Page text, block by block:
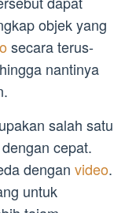
objek yang
secara terus-
nantinya
salah satu
cepat.
dengan video.
untuk